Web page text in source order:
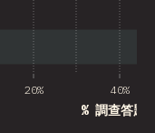
20% 40%
% 調查答題